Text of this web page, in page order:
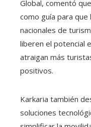
Global, comentó
como guía para
nacionales de
liberen el potencial
atraigan más
positivos.
Karkaria también
soluciones